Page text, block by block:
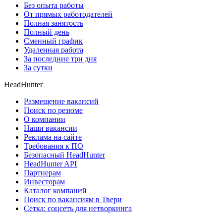
Без опыта работы
От прямых работодателей
Полная занятость
Полный день
Сменный график
Удаленная работа
За последние три дня
За сутки
HeadHunter
Размещение вакансий
Поиск по резюме
О компании
Наши вакансии
Реклама на сайте
Требования к ПО
Безопасный HeadHunter
HeadHunter API
Партнерам
Инвесторам
Каталог компаний
Поиск по вакансиям в Твери
Сетка: соцсеть для нетворкинга